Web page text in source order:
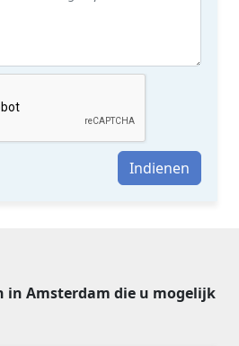
Indienen
in Amsterdam die u mogelijk